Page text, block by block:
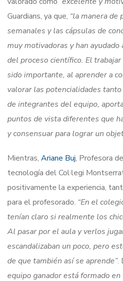
Guardians, ya que, “la manera
semanales y las cápsulas de
muy motivadoras y han
del proceso científico. El
sido importante, al aprender a
valorar las potencialidades
de integrantes del equipo,
puntos de vista diferentes que
y consensuar para lograr un
Mientras, Ariane Buj, Profesora
tecnología del Col·legi
positivamente la experiencia,
para el profesorado. “En el
tenían claro si realmente los
Al pasar por el aula y verlos
escandalizaban un poco, pero
de que también así se aprende”.
equipo ganador está formado